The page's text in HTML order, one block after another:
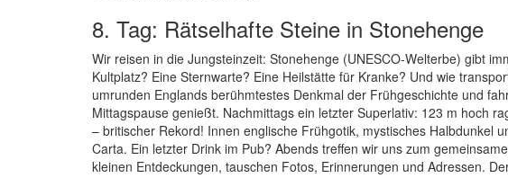
8. Tag: Rätselhafte Steine in Stonehenge
Wir reisen in die Jungsteinzeit: Stonehenge (UNESCO-Welterbe) gibt
Kultplatz? Eine Sternwarte? Eine Heilstätte für Kranke? Und wie
umrunden Englands berühmtestes Denkmal der Frühgeschichte und
Mittagspause genießt. Nachmittags ein letzter Superlativ: 123 m hoch
– britischer Rekord! Innen englische Frühgotik, mystisches Halbdunkel
Carta. Ein letzter Drink im Pub? Abends treffen wir uns zum
kleinen Entdeckungen, tauschen Fotos, Erinnerungen und Adressen.